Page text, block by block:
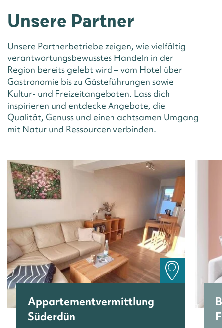
Unsere Partner
Unsere Partnerbetriebe zeigen, wie vielfältig
verantwortungsbewusstes Handeln in der
Region bereits gelebt wird – vom Hotel über
Gastronomie bis zu Gästeführungen sowie
Kultur- und Freizeitangeboten. Lass dich
inspirieren und entdecke Angebote, die
Qualität, Genuss und einen achtsamen Umgang
mit Natur und Ressourcen verbinden.
Appartementvermittlung
Süderdün